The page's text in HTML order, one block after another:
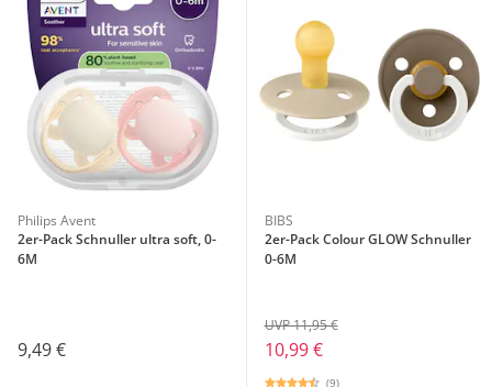
Philips Avent
2er-Pack Schnuller ultra soft, 0-
6M
9,49 €
BIBS
2er-Pack Colour GLOW Schnuller
0-6M
10,99 €
UVP 11,95 €
(9)